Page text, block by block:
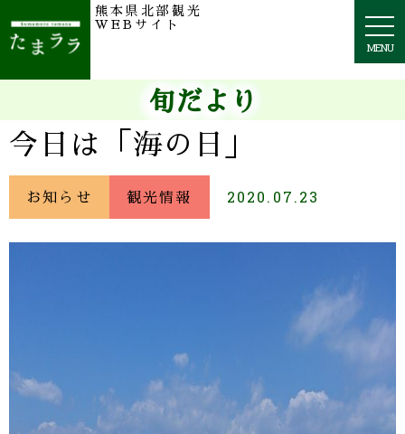
MENU
熊本県北部観光
WEBサイト
旬だより
今日は「海の日」
お知らせ 観光情報 2020.07.23